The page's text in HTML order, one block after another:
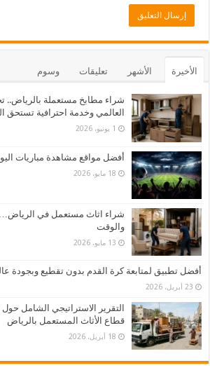
الأخيرة الأشهر تعليقات وسوم
شراء مطابخ مستعملة بالرياض..
العالمي وخدمة احترافية تستحق
1 يونيو، 2026
أفضل مواقع مشاهدة مباريات
18 مايو، 2026
شراء اثاث مستعمل في الرياض…
والوقت
13 مايو، 2026
أفضل تطبيق لمتابعة كرة القدم بدون تقطيع وبجودة
23 أبريل، 2026
التقرير الاستراتيجي الشامل
قطاع الأثاث المستعمل بالرياض
18 أبريل، 2026